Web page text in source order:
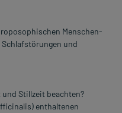
Menschen-
und
Stillzeit beachten?
enthaltenen